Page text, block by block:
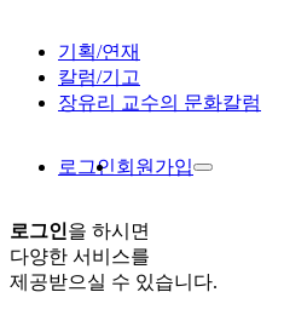
기획/연재
칼럼/기고
장유리 교수의 문화칼럼
로그인회원가입
로그인을 하시면
다양한 서비스를
제공받으실 수 있습니다.